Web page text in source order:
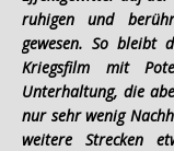
ruhigen und
gewesen. So
Kriegsfilm mit
Unterhaltung, die
nur sehr wenig
weitere Strecken